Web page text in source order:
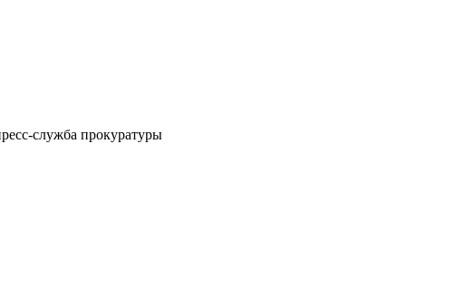
служба прокуратуры